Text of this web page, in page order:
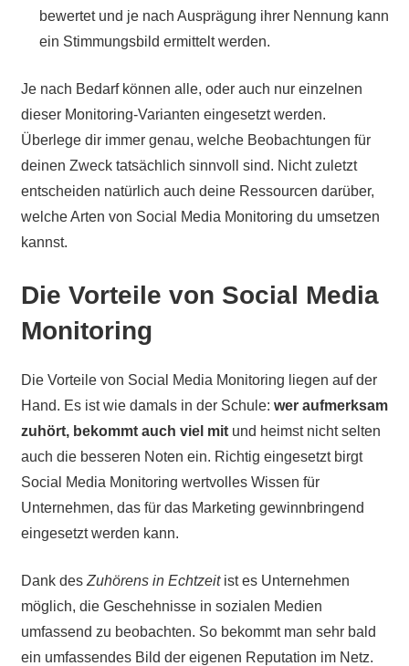
bewertet und je nach Ausprägung ihrer Nennung kann
ein Stimmungsbild ermittelt werden.
Je nach Bedarf können alle, oder auch nur einzelnen
dieser Monitoring-Varianten eingesetzt werden.
Überlege dir immer genau, welche Beobachtungen für
deinen Zweck tatsächlich sinnvoll sind. Nicht zuletzt
entscheiden natürlich auch deine Ressourcen darüber,
welche Arten von Social Media Monitoring du umsetzen
kannst.
Die Vorteile von Social Media
Monitoring
Die Vorteile von Social Media Monitoring liegen auf der
Hand. Es ist wie damals in der Schule: wer aufmerksam
zuhört, bekommt auch viel mitund heimst nicht selten
auch die besseren Noten ein. Richtig eingesetzt birgt
Social Media Monitoring wertvolles Wissen für
Unternehmen, das für das Marketing gewinnbringend
eingesetzt werden kann.
Dank des Zuhörens in Echtzeit ist es Unternehmen
möglich, die Geschehnisse in sozialen Medien
umfassend zu beobachten. So bekommt man sehr bald
ein umfassendes Bild der eigenen Reputation im Netz.